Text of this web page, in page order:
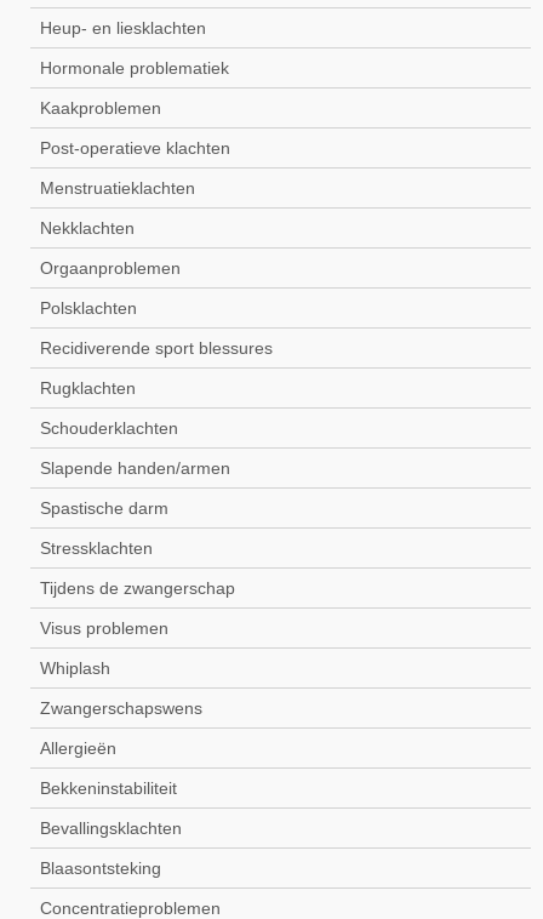
Heup- en liesklachten
Hormonale problematiek
Kaakproblemen
Post-operatieve klachten
Menstruatieklachten
Nekklachten
Orgaanproblemen
Polsklachten
Recidiverende sport blessures
Rugklachten
Schouderklachten
Slapende handen/armen
Spastische darm
Stressklachten
Tijdens de zwangerschap
Visus problemen
Whiplash
Zwangerschapswens
Allergieën
Bekkeninstabiliteit
Bevallingsklachten
Blaasontsteking
Concentratieproblemen